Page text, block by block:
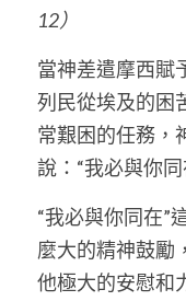
12）
當神差遣摩西賦
列民從埃及的困
常艱困的任務，
說：“我必與你同
“我必與你同在”
麼大的精神鼓勵
他極大的安慰和